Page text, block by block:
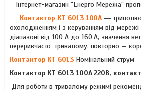
Інтернет-магазин "Енерго Мережа"
Контактор КТ 6013 100А ―
охолодженням і з керуванням від мережі
діапазоні від 100 А до 160 А, значення
переривчасто-тривалому, повторно —
Контактор КТ 6013 Номінальний струм
Контактор КТ 6013 100А 220В,
Для роботи в тривалому режимі